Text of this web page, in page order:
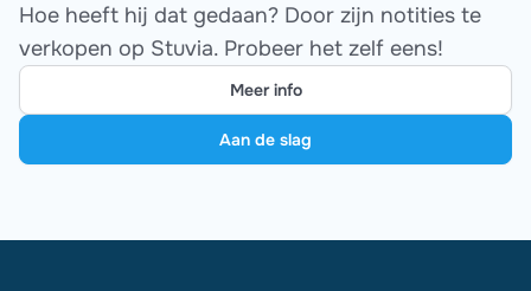
Hoe heeft hij dat gedaan? Door zijn notities te
verkopen op Stuvia. Probeer het zelf eens!
Meer info
Aan de slag